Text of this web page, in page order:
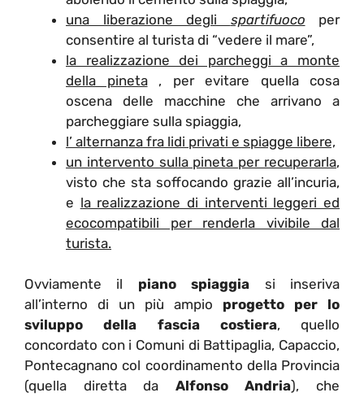
una liberazione degli spartifuoco per
consentire al turista di “vedere il mare”,
la realizzazione dei parcheggi a monte
della pineta, per evitare quella cosa
oscena delle macchine che arrivano a
parcheggiare sulla spiaggia,
l’ alternanza fra lidi privati e spiagge libere,
un intervento sulla pineta per recuperarla,
visto che sta soffocando grazie all’incuria,
e la realizzazione di interventi leggeri ed
ecocompatibili per renderla vivibile dal
turista.
Ovviamente il piano spiaggia si inseriva
all’interno di un più ampio progetto per lo
sviluppo della fascia costiera, quello
concordato con i Comuni di Battipaglia, Capaccio,
Pontecagnano col coordinamento della Provincia
(quella diretta da Alfonso Andria), che